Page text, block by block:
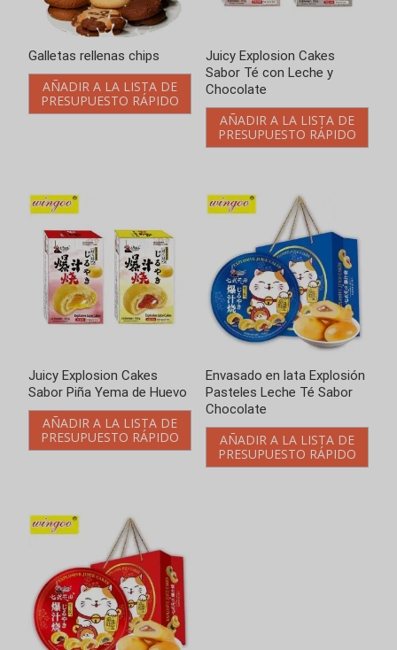
Galletas rellenas chips
AÑADIR A LA LISTA DE
PRESUPUESTO RÁPIDO
Juicy Explosion Cakes
Sabor Té con Leche y
Chocolate
AÑADIR A LA LISTA DE
PRESUPUESTO RÁPIDO
Juicy Explosion Cakes
Sabor Piña Yema de Huevo
AÑADIR A LA LISTA DE
PRESUPUESTO RÁPIDO
Envasado en lata Explosión
Pasteles Leche Té Sabor
Chocolate
AÑADIR A LA LISTA DE
PRESUPUESTO RÁPIDO